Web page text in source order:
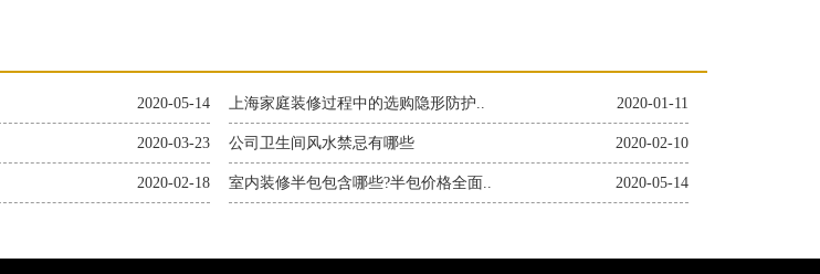
2020-05-14 2020-01-11
上海家庭装修过程中的选购隐形防护..
2020-03-23 2020-02-10
公司卫生间风水禁忌有哪些
2020-02-18 2020-05-14
室内装修半包包含哪些?半包价格全面..